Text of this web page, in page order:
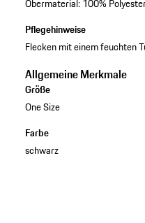
Obermaterial: 100%
Pflegehinweise
Flecken mit einem feuchten
Allgemeine Merkmale
Größe
One Size
Farbe
schwarz